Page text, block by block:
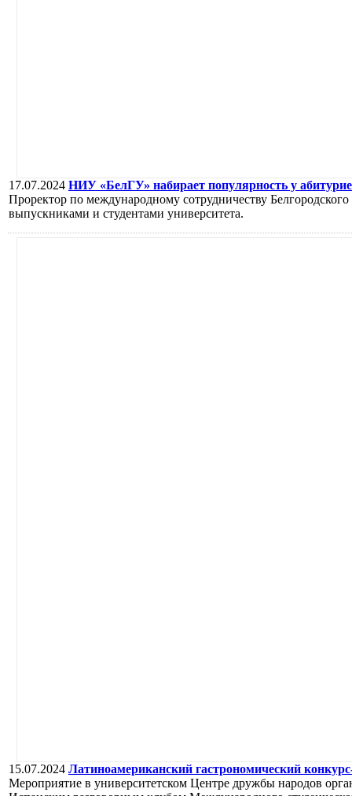
17.07.2024 НИУ «БелГУ» набирает популярность у
Проректор по международному сотрудничеству
выпускниками и студентами университета.
15.07.2024 Латиноамериканский гастрономический
Мероприятие в университетском Центре дружбы народов